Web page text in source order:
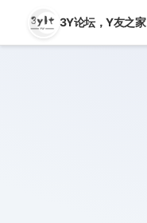
3Y论坛，Y友之家